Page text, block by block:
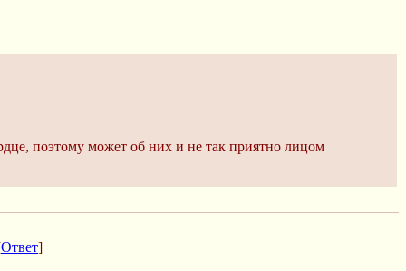
поэтому может об них и не так приятно лицом
Ответ]